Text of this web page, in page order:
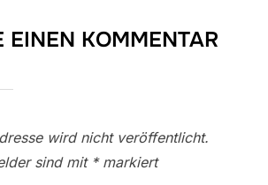
EINEN KOMMENTAR
wird nicht veröffentlicht.
sind mit *markiert